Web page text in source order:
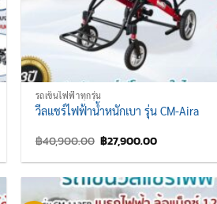
รถเข็นไฟฟ้าทุกรุ่น
วีลแชร์ไฟฟ้าน้ำหนักเบา รุ่น CM-Aira
฿40,900.00 Original
price
was:
฿40,900.00.
฿27,900.00Current
is:
฿27,900.00.